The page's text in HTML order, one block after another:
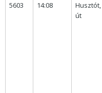
5603
14:08
út